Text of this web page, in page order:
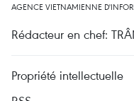
AGENCE VIETNAMIENNE
Rédacteur en chef:
Propriété intellectuelle